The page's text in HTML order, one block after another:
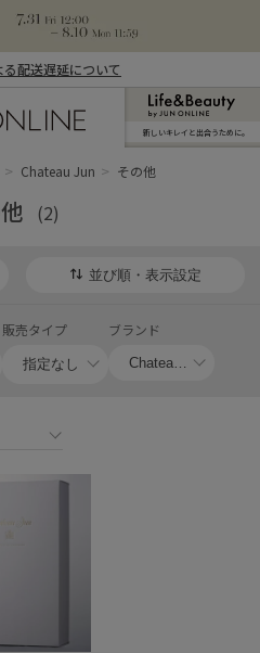
配送遅延について
新しいキレイと出合うために。
Chateau Jun その他
(2)
並び順・表示設定
販売タイプ ブランド